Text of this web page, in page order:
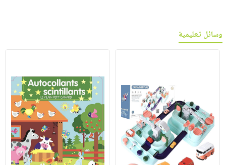
وسائل تعليمية